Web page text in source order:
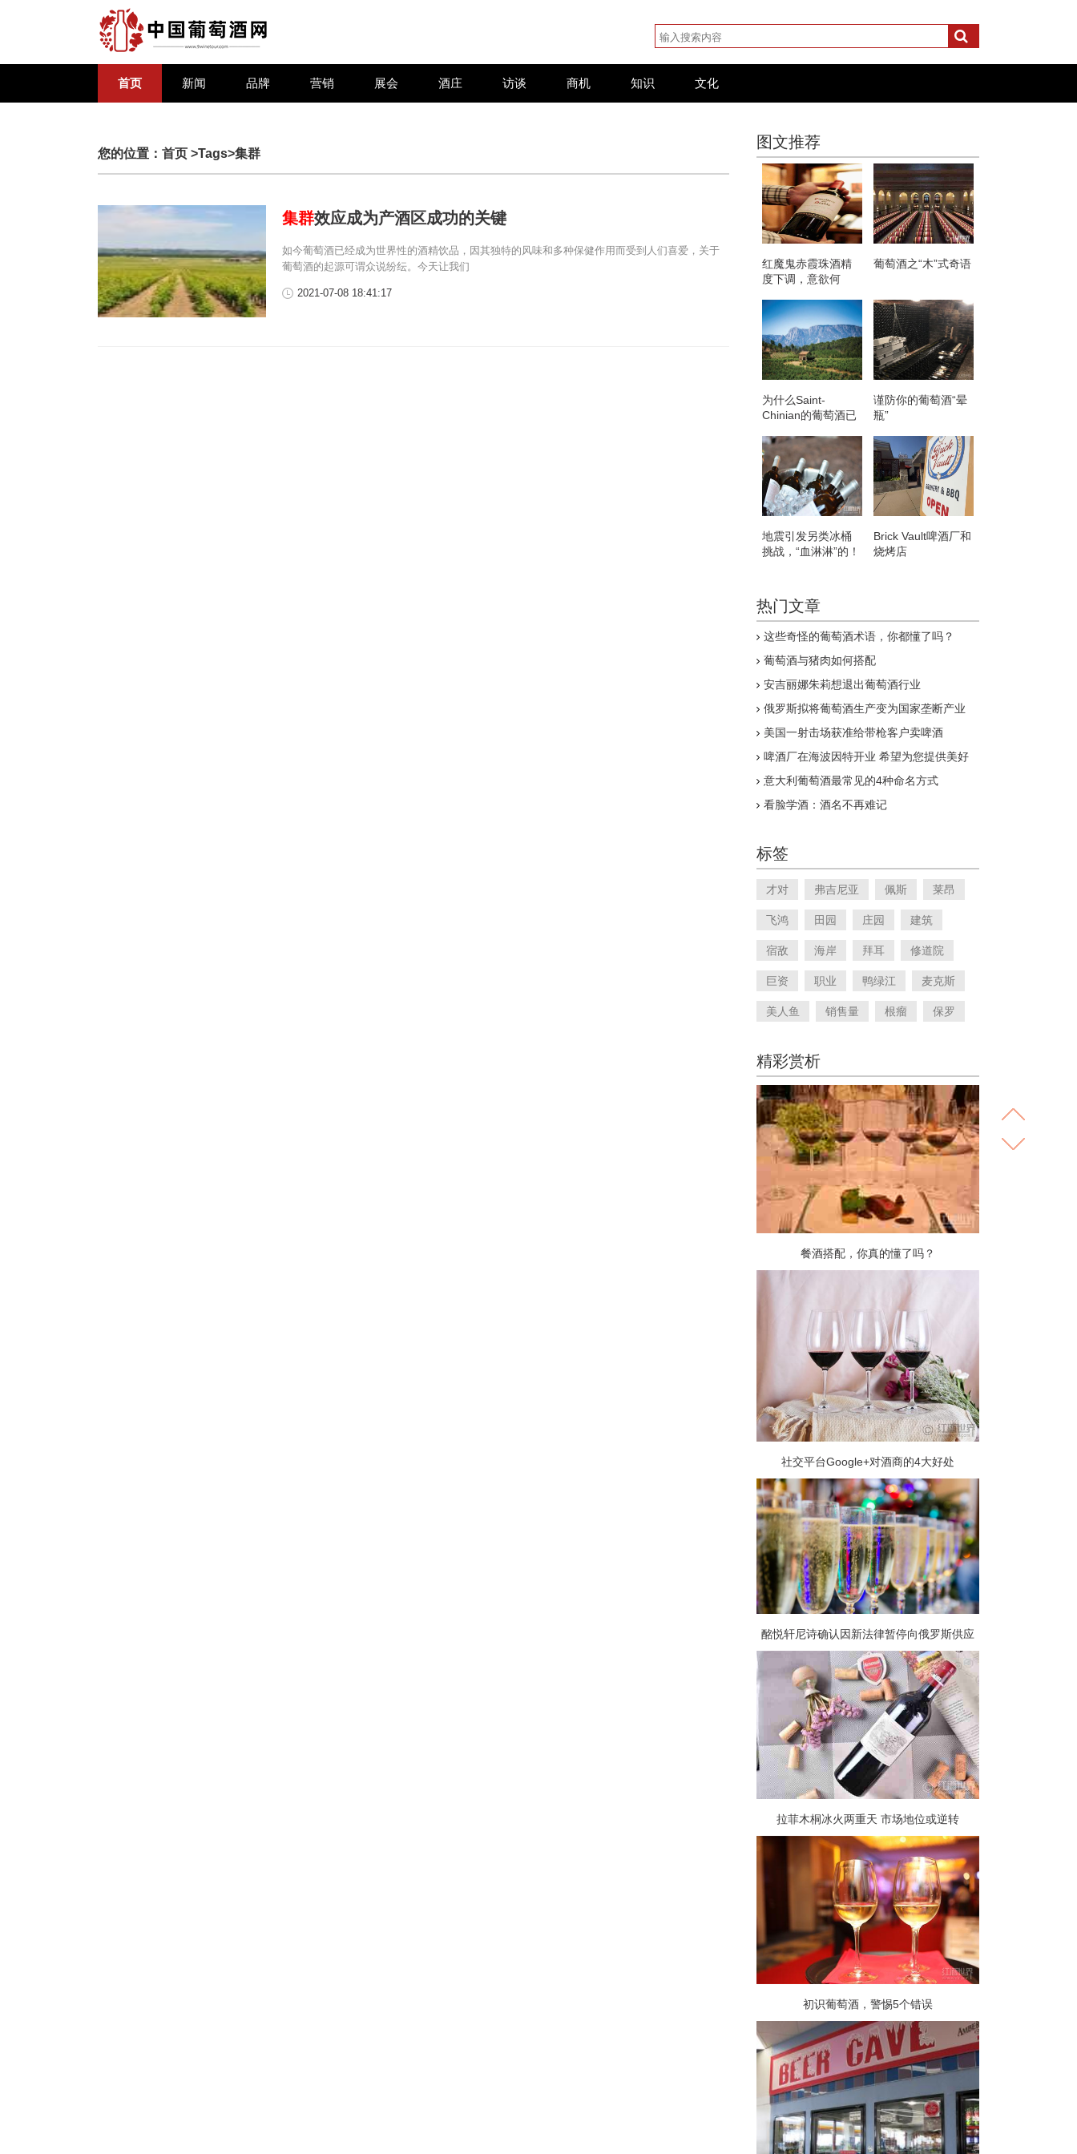
首页 新闻 品牌 营销 展会 酒庄 访谈 商机 知识 文化
您的位置： 首页 >Tags>集群
集群效应成为产酒区成功的关键
如今葡萄酒已经成为世界性的酒精饮品，因其独特的风味和多种保健作用而受到人们喜爱，关于
葡萄酒的起源可谓众说纷纭。今天让我们
2021-07-08 18:41:17
图文推荐
红魔鬼赤霞珠酒精
度下调，意欲何
葡萄酒之“木”式奇语
为什么Saint-
Chinian的葡萄酒已
现
谨防你的葡萄酒“晕
瓶”
地震引发另类冰桶
挑战，“血淋淋”的！
Brick Vault啤酒厂和
烧烤店
热门文章
这些奇怪的葡萄酒术语，你都懂了吗？
葡萄酒与猪肉如何搭配
安吉丽娜朱莉想退出葡萄酒行业
俄罗斯拟将葡萄酒生产变为国家垄断产业
美国一射击场获准给带枪客户卖啤酒
啤酒厂在海波因特开业 希望为您提供美好
意大利葡萄酒最常见的4种命名方式
看脸学酒：酒名不再难记
标签
才对 弗吉尼亚 佩斯 莱昂
飞鸿 田园 庄园 建筑
宿敌 海岸 拜耳 修道院
巨资 职业 鸭绿江 麦克斯
美人鱼 销售量 根瘤 保罗
精彩赏析
餐酒搭配，你真的懂了吗？
社交平台Google+对酒商的4大好处
酩悦轩尼诗确认因新法律暂停向俄罗斯供应
香槟
拉菲木桐冰火两重天 市场地位或逆转
初识葡萄酒，警惕5个错误